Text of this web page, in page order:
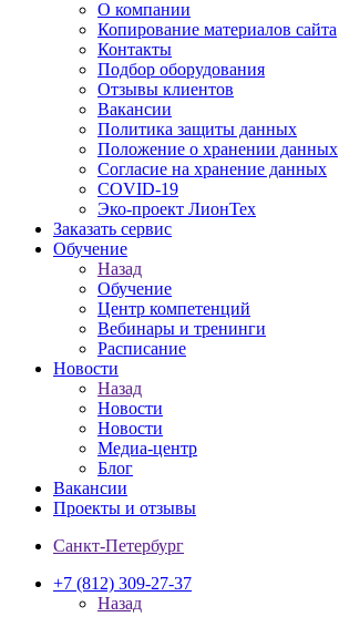
О компании
Копирование материалов сайта
Контакты
Подбор оборудования
Отзывы клиентов
Вакансии
Политика защиты данных
Положение о хранении данных
Согласие на хранение данных
COVID-19
Эко-проект ЛионТех
Заказать сервис
Обучение
Назад
Обучение
Центр компетенций
Вебинары и тренинги
Расписание
Новости
Назад
Новости
Новости
Медиа-центр
Блог
Вакансии
Проекты и отзывы
Санкт-Петербург
+7 (812) 309-27-37
Назад